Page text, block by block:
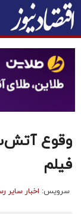
وقوع
فیلم
سرویس: اخبار سایر